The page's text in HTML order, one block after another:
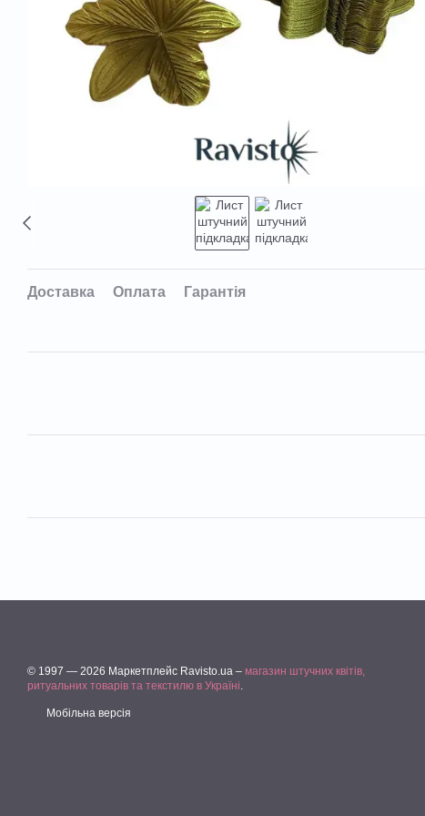
Доставка Оплата Гарантія
© 1997 — 2026 Маркетплейс Ravisto.ua – магазин штучних квітів,
ритуальних товарів та текстилю в Україні.
Мобільна версія